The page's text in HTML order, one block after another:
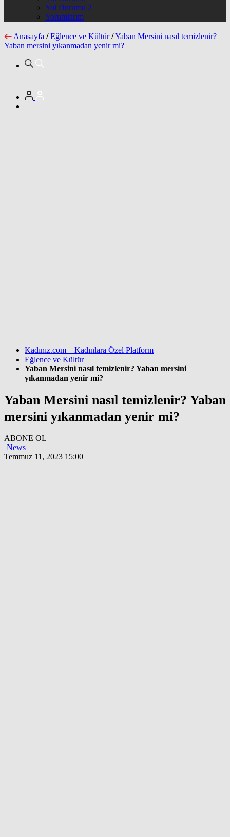
Yol Durumu 2
Yorumlarım
Anasayfa / Eğlence ve Kültür /Yaban Mersini nasıl temizlenir?
Yaban mersini yıkanmadan yenir mi?
Kadınız.com – Kadınlara Özel Platform
Eğlence ve Kültür
Yaban Mersini nasıl temizlenir? Yaban mersini
yıkanmadan yenir mi?
Yaban Mersini nasıl temizlenir? Yaban
mersini yıkanmadan yenir mi?
ABONE OL
News
Temmuz 11, 2023 15:00